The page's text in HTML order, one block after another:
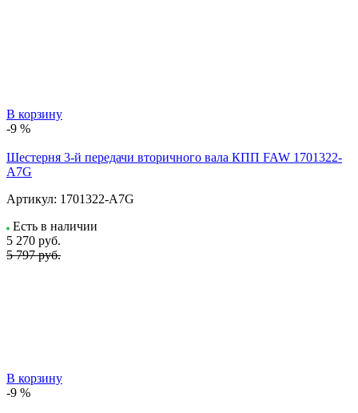
В корзину
-9 %
Шестерня 3-й передачи вторичного вала КПП FAW 1701322-
A7G
Артикул: 1701322-A7G
Есть в наличии
5 270 руб.
5 797 руб.
В корзину
-9 %